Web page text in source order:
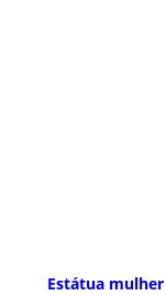
Estátua mulher